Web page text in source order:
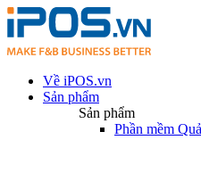
Về iPOS.vn
Sản phẩm
Sản phẩm
Phần mềm